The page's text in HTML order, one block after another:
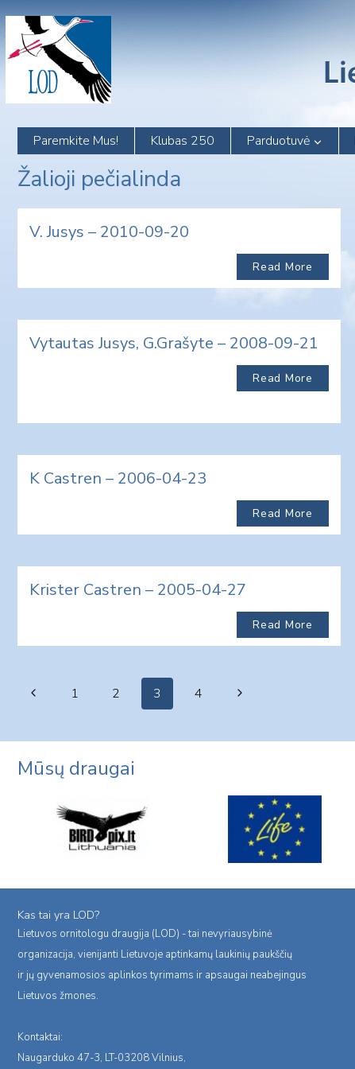
content
Paremkite Mus! Klubas 250 Parduotuvė
Žalioji pečialinda
V. Jusys – 2010-09-20
Read More
Vytautas Jusys, G.Grašyte – 2008-09-21
Read More
K Castren – 2006-04-23
Read More
Krister Castren – 2005-04-27
Read More
Page
Previous1 2 3 4
Next
Mūsų draugai
Kas tai yra LOD?
Lietuvos ornitologu draugija (LOD) - tai nevyriausybinė
organizacija, vienijanti Lietuvoje aptinkamų laukinių paukščių
ir jų gyvenamosios aplinkos tyrimams ir apsaugai neabejingus
Lietuvos žmones.
Kontaktai:
Naugarduko 47-3, LT-03208 Vilnius,